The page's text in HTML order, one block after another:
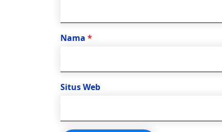
Nama *
Situs Web